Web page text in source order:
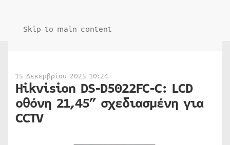
Skip to main content
15 Δεκεμβρίου 2025 10:24
Hikvision DS-D5022FC-C: LCD
οθόνη 21,45” σχεδιασμένη για
CCTV